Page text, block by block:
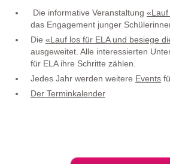
Die informative Veranstaltung «Lauf
das Engagement junger
Die «Lauf los für ELA und besiege
ausgeweitet. Alle interessierten
für ELA ihre Schritte zählen.
Jedes Jahr werden weitere Events
Der Terminkalender